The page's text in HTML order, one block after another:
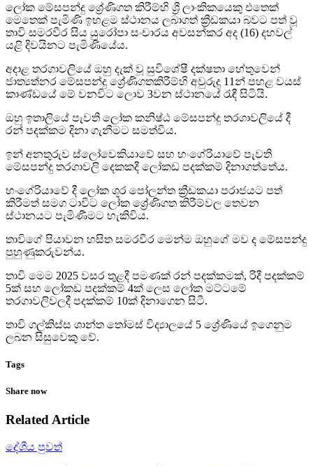
ලෝක මේසපන්දු ශ්‍රේණිගත කිරීම්හි ශ්‍රී ලාංකිකයෙකු එතෙක්
මෙතෙක් පැමිණි ඉහළම ස්ථානය ලබාගත් ක්‍රීඩකයා බවට පත් වූ
තාවි සමරවීර සිය යුරෝපා සංචාරය අවසන්කර අද (16) දහවල්
යළි දිවයිනට පැමිණියේය.
අදාළ තරගාවලියේ ඔහු දැක් වූ සුවිශේෂී දක්ෂතා හේතුවෙන්
ජාත්‍යත්නර මේසපන්දු ශ්‍රේණිගතකිරීම්හි අවුරුදු 11න් පහළ වයස්
කාණ්ඩයේ මේ වනවිට ලොව 3වන ස්ථානයේ රැඳී සිටියි.
ඔහු ඉතාලියේ පැවති ලෝක කනිෂ්ඨ මේසපන්දු තරගාවලියේ දී
රන් පදක්කම දිනා ගැනීමට සමත්විය.
ඉන් අනතුරුව ස්ලෝවෙකියාවේ සහ හංගේරියාවේ පැවති
මේසපන්දු තරගාවලි දෙකකදී ලෝකඩ පදක්කම් දිනාගත්තේය.
හංගේරියාවේ දී ලෝක ශූර පෝලන්ත ක්‍රීඩකයා පරාජයට පත්
කිරීමත් සමග ටාවිට ලෝක ශ්‍රේණිගත කිරීම්වල තෙවන
ස්ථානයට පැමිණීමට හැකිවිය.
තාවිගේ පියාවන හසිත සමරවීර මෙන්ම ඔහුගේ මව ද මේසපන්දු
පුහුණුකරුවන්ය.
තාවි මෙම 2025 වසර තුළදී පමණක් රන් පදක්කමක්, රිදී පදක්කම්
5ක් සහ ලෝකඩ පදක්කම් 4ක් ලෙස ලෝක මට්ටමේ
තරගාවලිවලදී පදක්කම් 10ක් දිනාගෙන සිටී.
තාවි ගල්කිස්ස ශාන්ත තෝමස් විද්‍යාලයේ 5 ශ්‍රේණියේ ඉගෙනුම
ලබන සිසුවෙකු වේ.
Tags
Share now
Related Article
දේශීය පුවත්